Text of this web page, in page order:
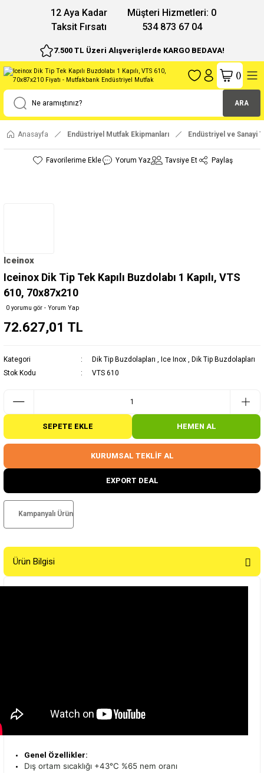
12 Aya Kadar
Taksit Fırsatı
Müşteri Hizmetleri: 0
534 873 67 04
7.500 TL Üzeri Alışverişlerde KARGO BEDAVA!
ARA
()
Anasayfa Endüstriyel Mutfak Ekipmanları Endüstriyel ve Sanayi
Yorum Yaz Tavsiye Et Paylaş
Iceinox
Iceinox Dik Tip Tek Kapılı Buzdolabı 1 Kapılı, VTS
610, 70x87x210
0 yorumu gör - Yorum Yap
72.627,01 TL
Kategori Dik Tip Buzdolapları Ice Inox
Dik Tip Buzdolapları
Stok Kodu
VTS 610
SEPETE EKLE HEMEN AL
KURUMSAL TEKLİF AL
EXPORT DEAL
Kampanyalı Ürün
Ürün Bilgisi
Genel Özellikler:
Dış ortam sıcaklığı +43°C %65 nem oranı